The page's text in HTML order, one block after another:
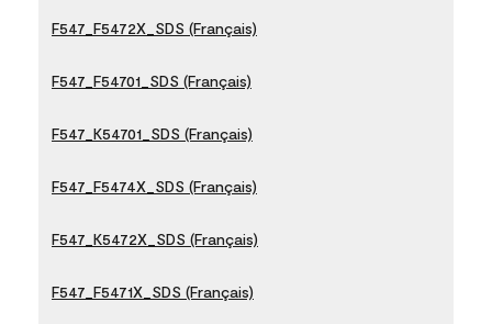
F547_F5472X_SDS (Français)
F547_F54701_SDS (Français)
F547_K54701_SDS (Français)
F547_F5474X_SDS (Français)
F547_K5472X_SDS (Français)
F547_F5471X_SDS (Français)